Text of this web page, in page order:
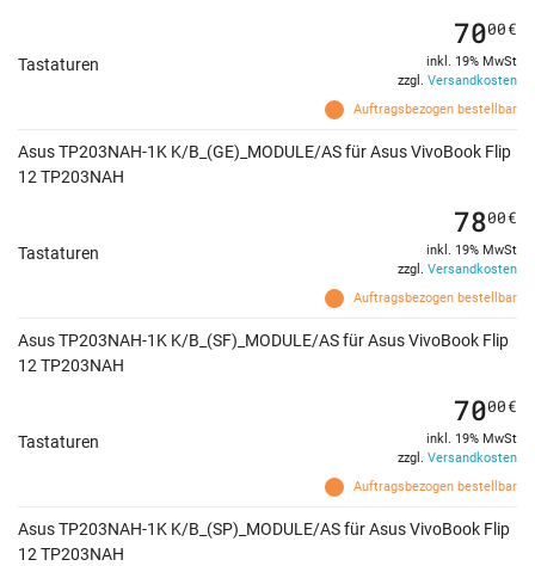
Tastaturen
Auftragsbezogen bestellbar
7000€
inkl. 19% MwSt
zzgl. Versandkosten
Asus TP203NAH-1K K/B_(GE)_MODULE/AS für Asus VivoBook Flip
12 TP203NAH
Tastaturen
Auftragsbezogen bestellbar
7800€
inkl. 19% MwSt
zzgl. Versandkosten
Asus TP203NAH-1K K/B_(SF)_MODULE/AS für Asus VivoBook Flip
12 TP203NAH
Tastaturen
Auftragsbezogen bestellbar
7000€
inkl. 19% MwSt
zzgl. Versandkosten
Asus TP203NAH-1K K/B_(SP)_MODULE/AS für Asus VivoBook Flip
12 TP203NAH